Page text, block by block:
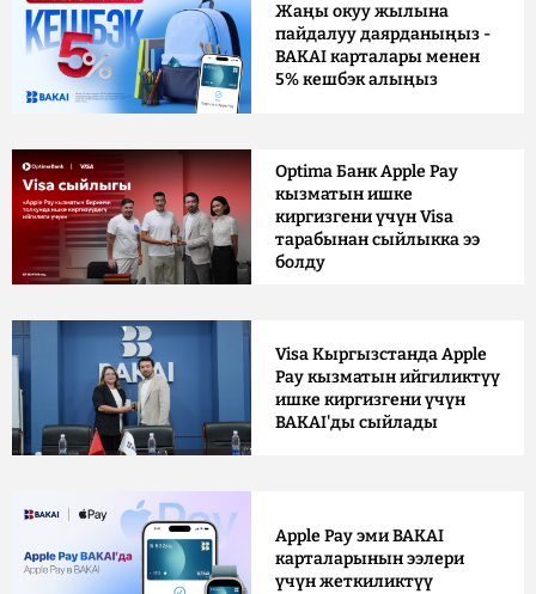
Жаңы окуу жылына
пайдалуу даярданыңыз -
BAKAI карталары менен
5% кешбэк алыңыз
Optima Банк Apple Pay
кызматын ишке
киргизгени үчүн Visa
тарабынан сыйлыкка ээ
болду
Visa Кыргызстанда Apple
Pay кызматын ийгиликтүү
ишке киргизгени үчүн
BAKAI'ды сыйлады
Apple Pay эми BAKAI
карталарынын ээлери
үчүн жеткиликтүү